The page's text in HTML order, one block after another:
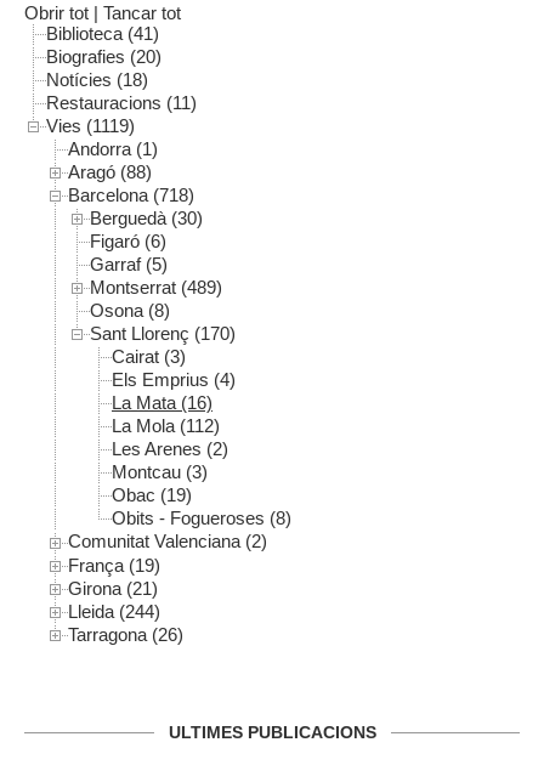
Obrir tot | Tancar tot
Biblioteca (41)
Biografies (20)
Notícies (18)
Restauracions (11)
Vies (1119)
Andorra (1)
Aragó (88)
Barcelona (718)
Berguedà (30)
Figaró (6)
Garraf (5)
Montserrat (489)
Osona (8)
Sant Llorenç (170)
Cairat (3)
Els Emprius (4)
La Mata (16)
La Mola (112)
Les Arenes (2)
Montcau (3)
Obac (19)
Obits - Fogueroses (8)
Comunitat Valenciana (2)
França (19)
Girona (21)
Lleida (244)
Tarragona (26)
ULTIMES PUBLICACIONS